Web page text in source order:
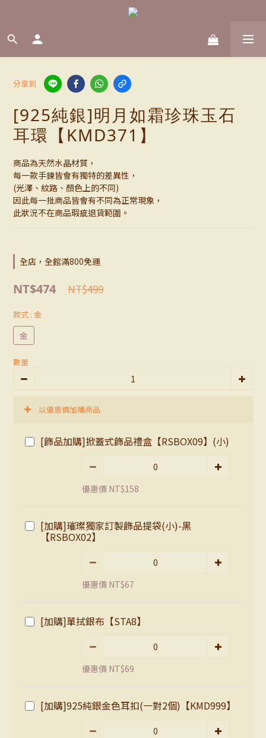
分享到
[925純銀]明月如霜珍珠玉石
耳環【KMD371】
商品為天然水晶材質，
每一款手鍊皆會有獨特的差異性，
(光澤、紋路、顏色上的不同)
因此每一批商品皆會有不同為正常現象，
此狀況不在商品瑕疵退貨範圍。
全店，全館滿800免運
NT$474 NT$499
款式 : 金
金
數量
以優惠價加購商品
[飾品加購]掀蓋式飾品禮盒【RSBOX09】(小)
優惠價 NT$158
[加購]璀璨獨家訂製飾品提袋(小)-黑
【RSBOX02】
優惠價 NT$67
[加購]單拭銀布【STA8】
優惠價 NT$69
[加購]925純銀金色耳扣(一對2個)【KMD999】